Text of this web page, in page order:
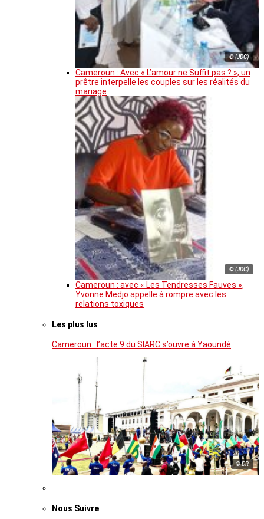
© (JDC)
Cameroun : Avec « L’amour ne Suffit pas ? », un
prêtre interpelle les couples sur les réalités du
mariage
© (JDC)
Cameroun : avec « Les Tendresses Fauves »,
Yvonne Medjo appelle à rompre avec les
relations toxiques
Les plus lus
Cameroun : l’acte 9 du SIARC s’ouvre à Yaoundé
© DR
Nous Suivre